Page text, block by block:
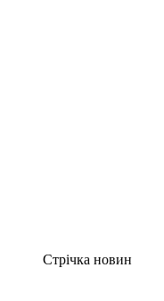
Стрічка новин